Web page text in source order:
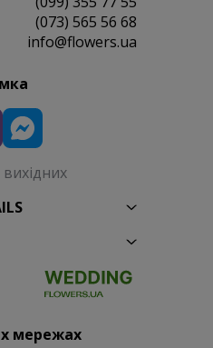
(073) 565 56 68
info@flowers.ua
мережах